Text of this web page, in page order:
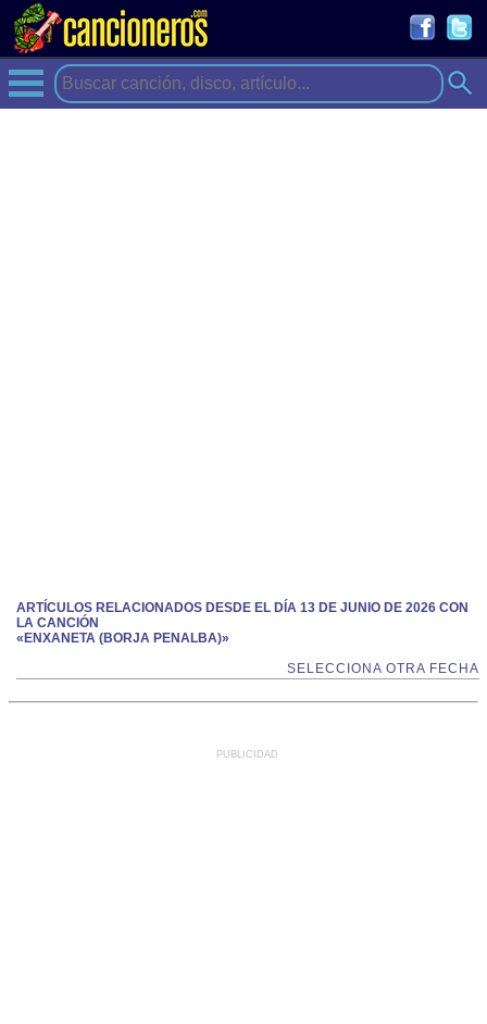
ARTÍCULOS RELACIONADOS DESDE EL DÍA 13 DE JUNIO DE 2026 CON
LA CANCIÓN
«ENXANETA (BORJA PENALBA)»
SELECCIONA OTRA FECHA
PUBLICIDAD